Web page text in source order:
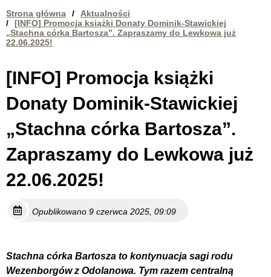
Strona główna /
Aktualności
/
[INFO] Promocja książki Donaty Dominik-Stawickiej
„Stachna córka Bartosza”. Zapraszamy do Lewkowa już
22.06.2025!
[INFO] Promocja książki
Donaty Dominik-Stawickiej
„Stachna córka Bartosza”.
Zapraszamy do Lewkowa już
22.06.2025!
Opublikowano 9 czerwca 2025, 09:09
Stachna córka Bartosza to kontynuacja sagi rodu
Wezenborgów z Odolanowa. Tym razem centralną